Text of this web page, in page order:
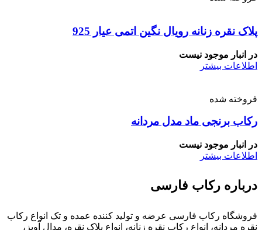
پلاک نقره زنانه رویال نگین اتمی عیار 925
در انبار موجود نیست
اطلاعات بیشتر
فروخته شده
رکاب برنجی ماد مدل مردانه
در انبار موجود نیست
اطلاعات بیشتر
درباره رکاب فارسی
فروشگاه رکاب فارسی عرضه و تولید کننده عمده و تک انواع رکاب
نقره مردانه، انواع رکاب نقره زنانه، انواع پلاک نقره، مدال آویز،